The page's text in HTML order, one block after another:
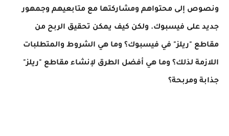
ونصوص إلى محتواهم ومشاركتها مع متابعيهم وجمهور
جديد على فيسبوك. ولكن كيف يمكن تحقيق الربح من
مقاطع "ريلز" في فيسبوك؟ وما هي الشروط والمتطلبات
اللازمة لذلك؟ وما هي أفضل الطرق لإنشاء مقاطع "ريلز"
جذابة ومربحة؟